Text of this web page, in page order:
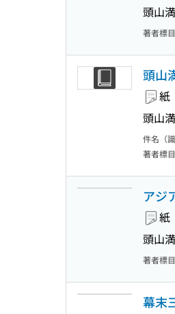
頭山
著者標
頭山
紙
頭山
件名（識
著者標
アジ
紙
頭山
著者標
幕末